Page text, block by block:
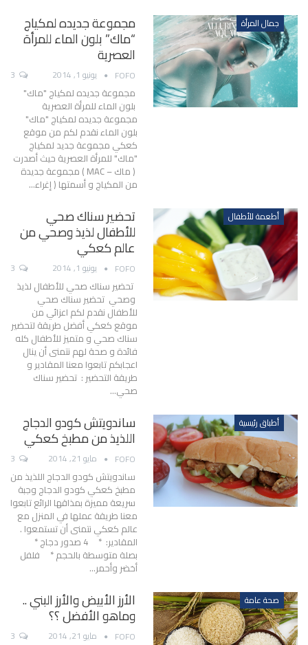
جمال المرأة مجموعة جديده لمكياج
“ماك” بلون الماء للمرأة
العصرية
FOFO يونيو 1, 2014
مجموعة جديده لمكياج "ماك"
بلون الماء للمرأة العصرية
مجموعة جديده لمكياج "ماك"
بلون الماء نقدم لكم من موقع
كعكي مجموعة جديد لمكياج
"ماك" للمرأة العصرية حيث أصدرت
( ماك – MAC ) مجموعة جديدة
من المكياج و أسمتها ( إغراء…
أطعمة للأطفال تحضير سناك صحي
للأطفال لذيذ وصحي من
عالم كعكي
FOFO يونيو 1, 2014
تحضير سناك صحي للأطفال لذيذ
وصحي تحضير سناك صحي
للأطفال نقدم لكم اعزائي من
موقع كعكي أفضل طريقة لتحضير
سناك صحي و متميز للأطفال كله
فائدة و صحة لهم نتمنى أن ينال
اعجابكم تابعوا معنا المقادير و
طريقة التحضير : تحضير سناك
صحي…
أطباق رئيسية ساندويتش كودو الدجاج
اللذيذ من مطبخ كعكي
FOFO مايو 21, 2014
ساندويتش كودو الدجاج اللذيذ من
مطبخ كعكي كودو الدجاج وجبة
سريعة مميزة بمذاقها الرائع تابعوا
معنا طريقة عملها في المنزل مع
عالم كعكي نتمنى أن تستمعوا .
المقادير: * 4 صدور دجاج *
بصلة متوسطة بالحجم * فلفل
أخضر وأحمر…
صحة عامة الأرز الأبيض والأرز البني ..
وماهو الأفضل ؟؟
FOFO مايو 21, 2014